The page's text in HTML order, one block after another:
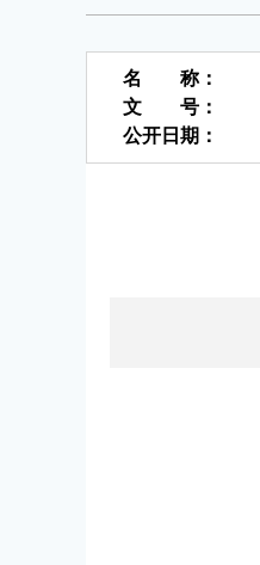
名 称：
文 号：
公开日期：